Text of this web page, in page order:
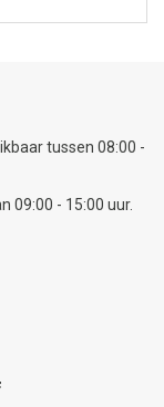
tussen 08:00 -
09:00 - 15:00 uur.